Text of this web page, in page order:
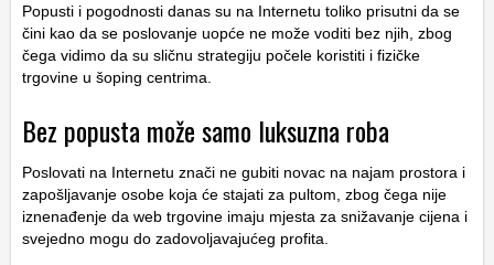
Popusti i pogodnosti danas su na Internetu toliko prisutni da se
čini kao da se poslovanje uopće ne može voditi bez njih, zbog
čega vidimo da su sličnu strategiju počele koristiti i fizičke
trgovine u šoping centrima.
Bez popusta može samo luksuzna roba
Poslovati na Internetu znači ne gubiti novac na najam prostora i
zapošljavanje osobe koja će stajati za pultom, zbog čega nije
iznenađenje da web trgovine imaju mjesta za snižavanje cijena i
svejedno mogu do zadovoljavajućeg profita.